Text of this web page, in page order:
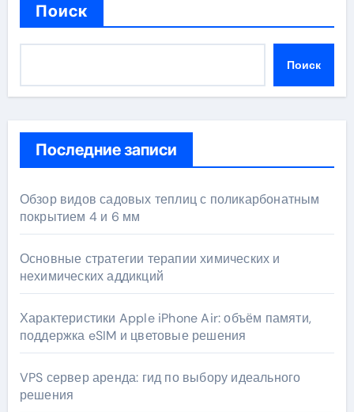
Поиск
Поиск
Последние записи
Обзор видов садовых теплиц с поликарбонатным
покрытием 4 и 6 мм
Основные стратегии терапии химических и
нехимических аддикций
Характеристики Apple iPhone Air: объём памяти,
поддержка eSIM и цветовые решения
VPS сервер аренда: гид по выбору идеального
решения